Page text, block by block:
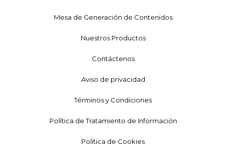
Mesa de Generación de Contenidos
Nuestros Productos
Contáctenos
Aviso de privacidad
Términos y Condiciones
Política de Tratamiento de Información
Política de Cookies